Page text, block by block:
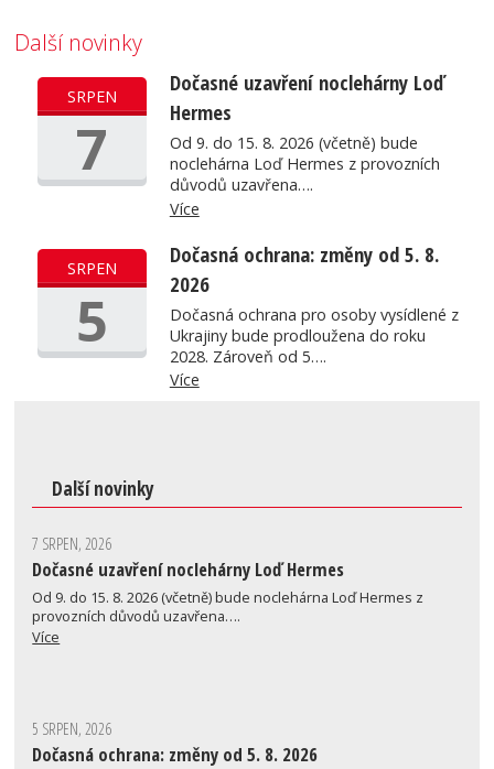
Další novinky
SRPEN
7
Dočasné uzavření noclehárny Loď
Hermes
Od 9. do 15. 8. 2026 (včetně) bude
noclehárna Loď Hermes z provozních
důvodů uzavřena….
Více
SRPEN
5
Dočasná ochrana: změny od 5. 8.
2026
Dočasná ochrana pro osoby vysídlené z
Ukrajiny bude prodloužena do roku
2028. Zároveň od 5….
Více
Další novinky
7 SRPEN, 2026
Dočasné uzavření noclehárny Loď Hermes
Od 9. do 15. 8. 2026 (včetně) bude noclehárna Loď Hermes z
provozních důvodů uzavřena….
Více
5 SRPEN, 2026
Dočasná ochrana: změny od 5. 8. 2026